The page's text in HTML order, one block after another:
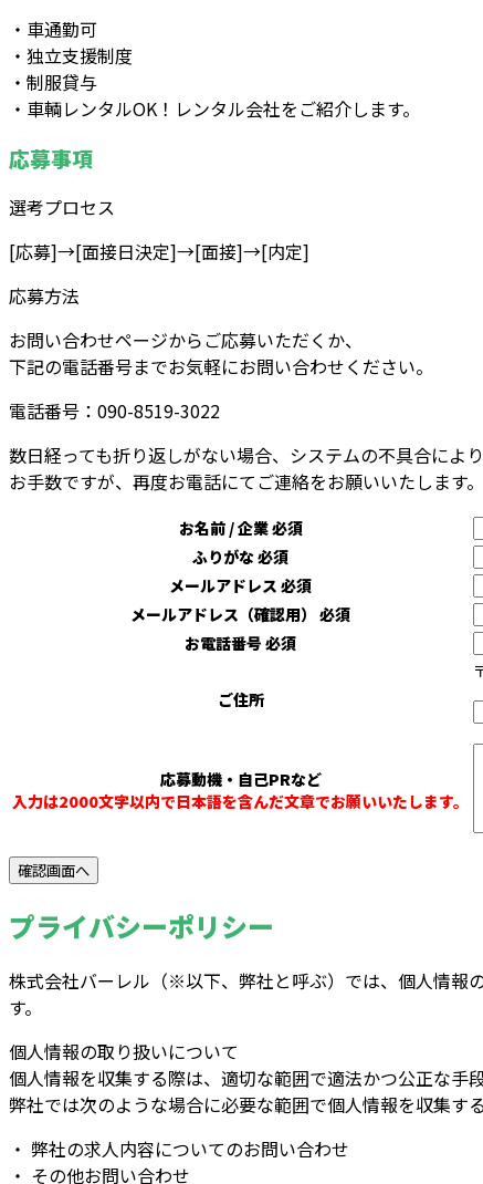
・車通勤可
・独立支援制度
・制服貸与
・車輌レンタルOK！レンタル会社をご紹介します。
応募事項
選考プロセス
[応募]→[面接日決定]→[面接]→[内定]
応募方法
お問い合わせページからご応募いただくか、
下記の電話番号までお気軽にお問い合わせください。
電話番号：090-8519-3022
数日経っても折り返しがない場合、システムの不具合によ
お手数ですが、再度お電話にてご連絡をお願いいたします。
お名前 / 企業必須
ふりがな必須
メールアドレス 必須
メールアドレス（確認用） 必須
お電話番号 必須
ご住所
応募動機・自己PRなど
入力は2000文字以内で日本語を含んだ文章でお願いいたします。
プライバシーポリシー
株式会社バーレル（※以下、弊社と呼ぶ）では、個人情報
す。
個人情報の取り扱いについて
個人情報を収集する際は、適切な範囲で適法かつ公正な手
弊社では次のような場合に必要な範囲で個人情報を収集す
・ 弊社の求人内容についてのお問い合わせ
・ その他お問い合わせ